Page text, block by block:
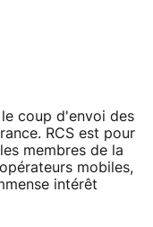
coup d'envoi des
RCS est pour
membres de la
mobiles,
intérêt